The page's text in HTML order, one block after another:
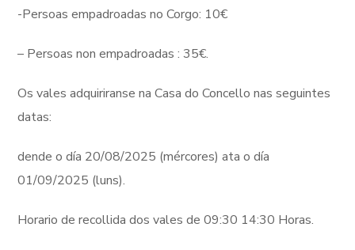
-Persoas empadroadas no Corgo: 10€
– Persoas non empadroadas : 35€.
Os vales adquiriranse na Casa do Concello nas seguintes
datas:
dende o día 20/08/2025 (mércores) ata o día
01/09/2025 (luns).
Horario de recollida dos vales de 09:30 14:30 Horas.